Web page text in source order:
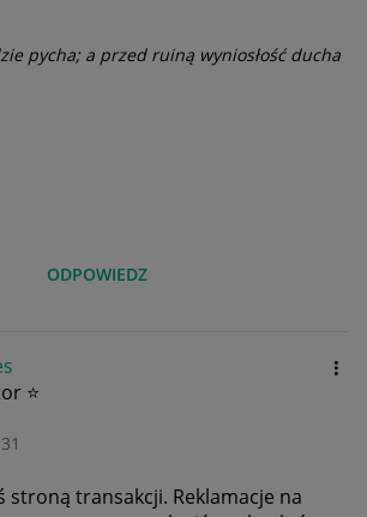
pycha; a przed ruiną wyniosłość ducha
ODPOWIEDZ
⭐
stroną transakcji. Reklamacje na